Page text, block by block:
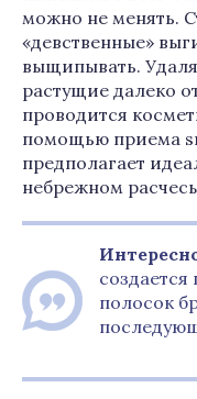
можно не менять.
«девственные»
выщипывать.
растущие далеко
проводится
помощью приема
предполагает
небрежном
полосок